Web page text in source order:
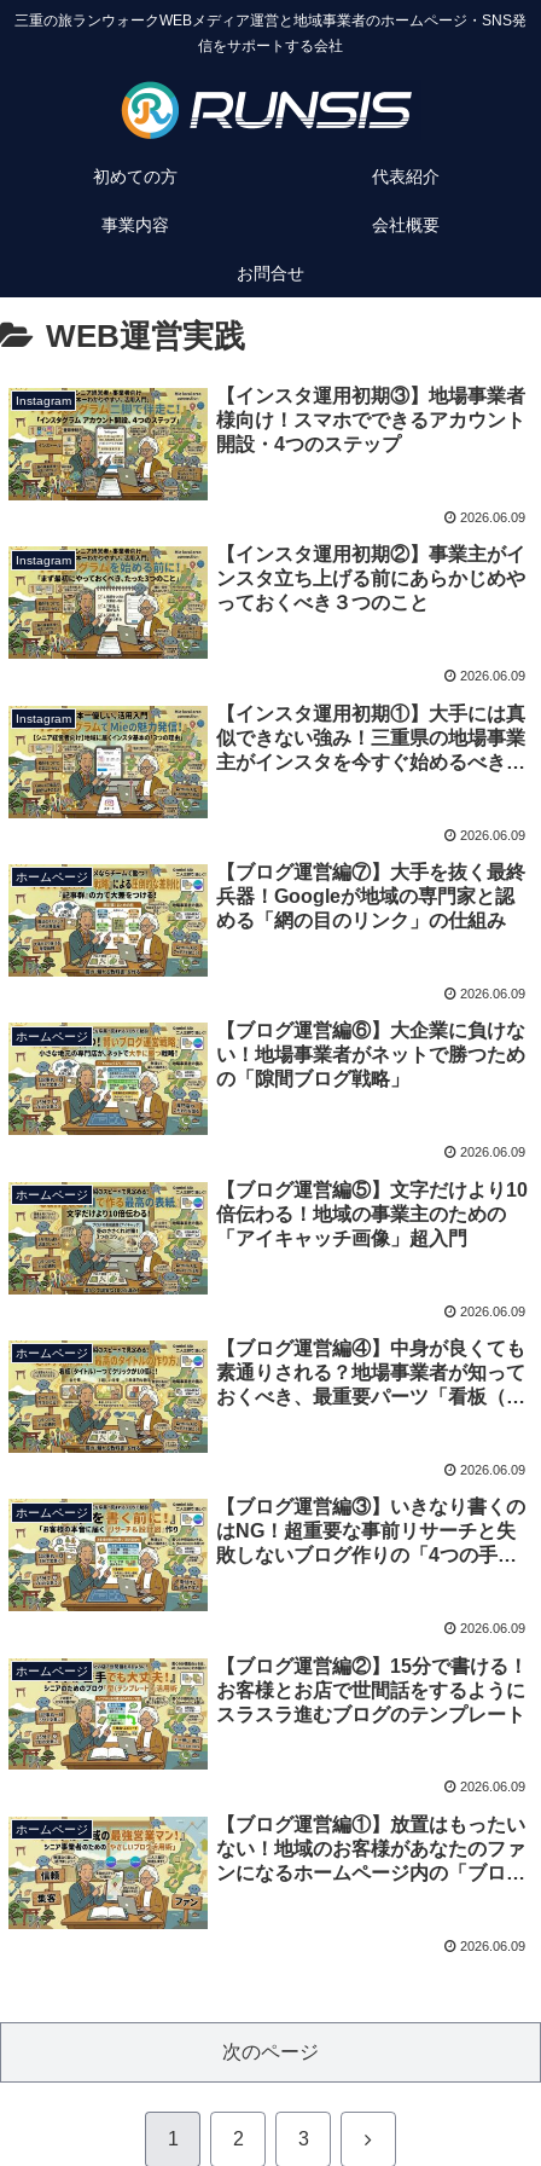
三重の旅ランウォークWEBメディア運営と地域事業者のホームページ・SNS発
信をサポートする会社
初めての方 代表紹介
事業内容 会社概要
お問合せ
WEB運営実践
Instagram
【インスタ運用初期③】地場事業者
様向け！スマホでできるアカウント
開設・4つのステップ
2026.06.09
Instagram
【インスタ運用初期②】事業主がイ
ンスタ立ち上げる前にあらかじめや
っておくべき３つのこと
2026.06.09
Instagram
【インスタ運用初期①】大手には真
似できない強み！三重県の地場事業
主がインスタを今すぐ始めるべき3
2026.06.09
ホームページ
【ブログ運営編⑦】大手を抜く最終
兵器！Googleが地域の専門家と認
める「網の目のリンク」の仕組み
2026.06.09
ホームページ
【ブログ運営編⑥】大企業に負けな
い！地場事業者がネットで勝つため
の「隙間ブログ戦略」
2026.06.09
ホームページ
【ブログ運営編⑤】文字だけより10
倍伝わる！地域の事業主のための
「アイキャッチ画像」超入門
2026.06.09
ホームページ
【ブログ運営編④】中身が良くても
素通りされる？地場事業者が知って
おくべき、最重要パーツ「看板（題
2026.06.09
ホームページ
【ブログ運営編③】いきなり書くの
はNG！超重要な事前リサーチと失
敗しないブログ作りの「4つの手
2026.06.09
ホームページ
【ブログ運営編②】15分で書ける！
お客様とお店で世間話をするように
スラスラ進むブログのテンプレート
2026.06.09
ホームページ
【ブログ運営編①】放置はもったい
ない！地域のお客様があなたのファ
ンになるホームページ内の「ブロ
2026.06.09
次のページ
1 2 3 次